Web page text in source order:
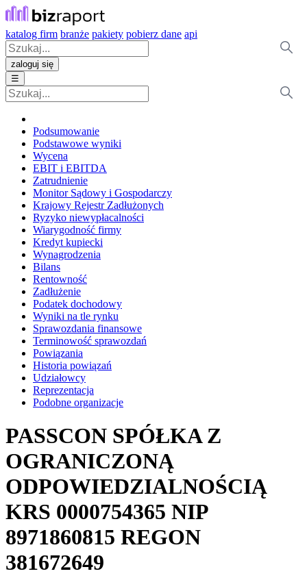
katalog firm branże pakiety pobierz dane api
zaloguj się
☰
Podsumowanie
Podstawowe wyniki
Wycena
EBIT i EBITDA
Zatrudnienie
Monitor Sądowy i Gospodarczy
Krajowy Rejestr Zadłużonych
Ryzyko niewypłacalności
Wiarygodność firmy
Kredyt kupiecki
Wynagrodzenia
Bilans
Rentowność
Zadłużenie
Podatek dochodowy
Wyniki na tle rynku
Sprawozdania finansowe
Terminowość sprawozdań
Powiązania
Historia powiązań
Udziałowcy
Reprezentacja
Podobne organizacje
PASSCON SPÓŁKA Z
OGRANICZONĄ
ODPOWIEDZIALNOŚCIĄ
KRS 0000754365 NIP
8971860815 REGON
381672649